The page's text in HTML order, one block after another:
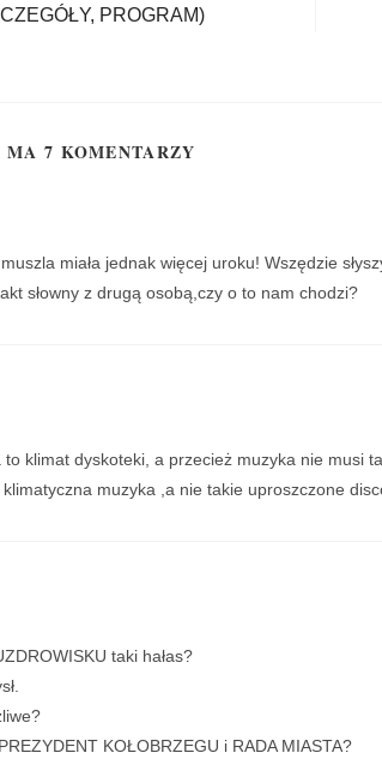
PROGRAM)
MA 7 KOMENTARZY
miała jednak więcej uroku! Wszędzie
słowny z drugą osobą,czy o to nam chodzi?
to klimat dyskoteki, a przecież muzyka nie musi
muzyka ,a nie takie uproszczone
taki hałas?
KOŁOBRZEGU i RADA MIASTA?